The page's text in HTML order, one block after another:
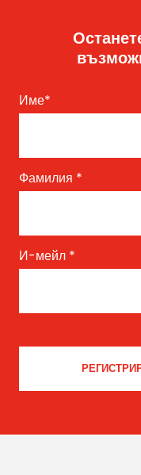
Име*
Фамилия *
И-мейл *